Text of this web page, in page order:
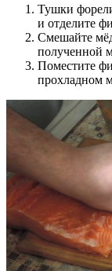
Тушки
и отделите
Смешайте
полученной
Поместите
прохладном